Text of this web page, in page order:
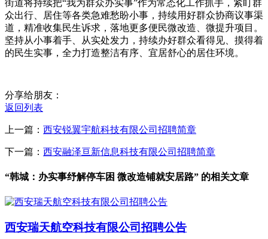
街道将持续把“我为群众办实事”作为常态化工作抓手，紧盯群
众出行、居住等各类急难愁盼小事，持续用好群众协商议事渠
道，精准收集民生诉求，落地更多便民微改造、微提升项目。
坚持从小事着手、从实处发力，持续办好群众看得见、摸得着
的民生实事，全力打造整洁有序、宜居舒心的居住环境。
分享给朋友：
返回列表
上一篇： 西安锐翼宇航科技有限公司招聘简章
下一篇： 西安融泽亘新信息科技有限公司招聘简章
“韩城：办实事纾解停车困 微改造铺就安居路” 的相关文章
西安瑞天航空科技有限公司招聘公告